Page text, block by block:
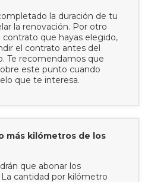
la duración de tu
la renovación. Por otro
que hayas elegido,
el contrato antes del
Te recomendamos que
este punto cuando
que te interesa.
más kilómetros de los
que abonar los
cantidad por kilómetro